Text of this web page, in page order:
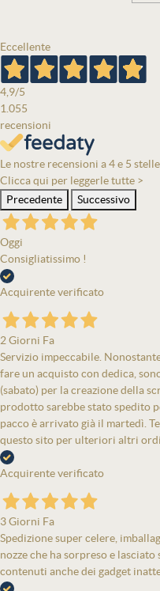
Eccellente
4,9/5
1.055
recensioni
Le nostre recensioni a 4 e 5 stelle.
Clicca qui per leggerle tutte >
Precedente
Successivo
Oggi
Consigliatissimo !
Acquirente verificato
2 Giorni Fa
Servizio impeccabile.
fare un acquisto con dedica,
(sabato) per la creazione della
prodotto sarebbe stato spedito
pacco è arrivato già il martedì.
questo sito per ulteriori altri
Acquirente verificato
3 Giorni Fa
Spedizione super celere,
nozze che ha sorpreso e
contenuti anche dei gadget